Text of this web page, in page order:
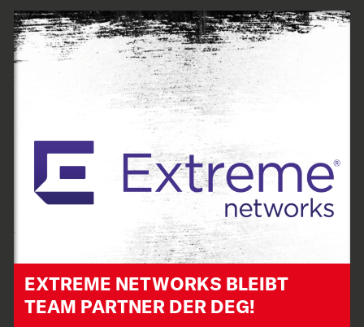
EXTREME NETWORKS BLEIBT
TEAM PARTNER DER DEG!